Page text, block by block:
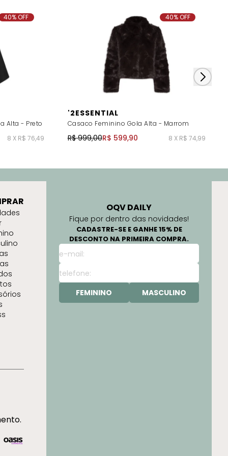
Alta - Preto
8 X R$ 76,49
40% OFF
'2ESSENTIAL
Casaco Feminino Gola Alta - Marrom
R$ 999,00R$ 599,90 8 X R$ 74,99
40% OFF
OQV DAILY
Fique por dentro das novidades!
CADASTRE-SE E GANHE 15% DE
DESCONTO NA PRIMEIRA COMPRA.
FEMININO MASCULINO